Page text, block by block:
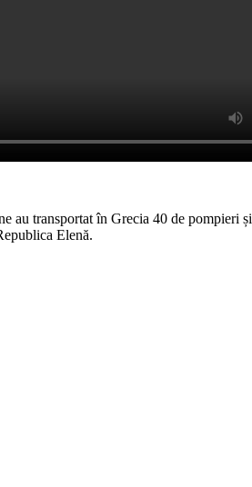
au transportat în Grecia 40 de
Elenă.